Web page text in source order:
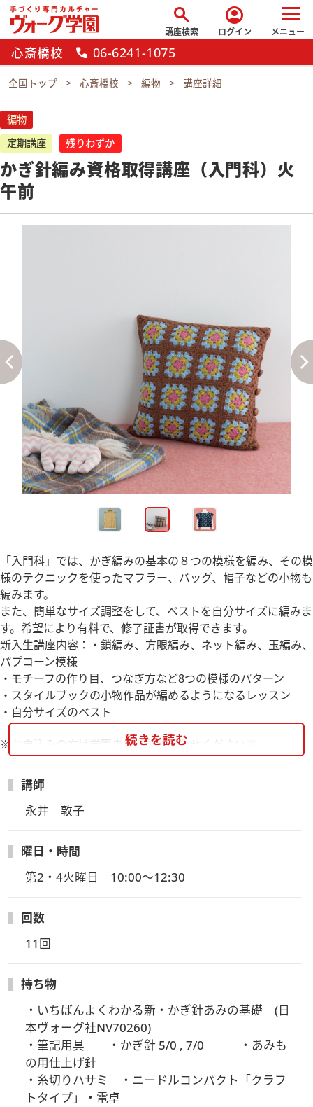
search
講座検索
account_circle
ログイン メニュー
心斎橋校 call 06-6241-1075
全国トップ 心斎橋校 編物 講座詳細
編物
定期講座
残りわずか
かぎ針編み資格取得講座（入門科）火
午前
「入門科」では、かぎ編みの基本の８つの模様を編み、その模
様のテクニックを使ったマフラー、バッグ、帽子などの小物も
編みます。
また、簡単なサイズ調整をして、ベストを自分サイズに編みま
す。希望により有料で、修了証書が取得できます。
新入生講座内容：・鎖編み、方眼編み、ネット編み、玉編み、
パプコーン模様
・モチーフの作り目、つなぎ方など8つの模様のパターン
・スタイルブックの小物作品が編めるようになるレッスン
・自分サイズのベスト
※お申込みの方は学園までお問い合わせください※
続きを読む
講師
永井　敦子
曜日・時間
第2・4火曜日　10:00～12:30
回数
11回
持ち物
・いちばんよくわかる新・かぎ針あみの基礎　(日
本ヴォーグ社NV70260)
・筆記用具　　・かぎ針 5/0 , 7/0　　　・あみも
の用仕上げ針
・糸切りハサミ　・ニードルコンパクト「クラフ
トタイプ」・電卓